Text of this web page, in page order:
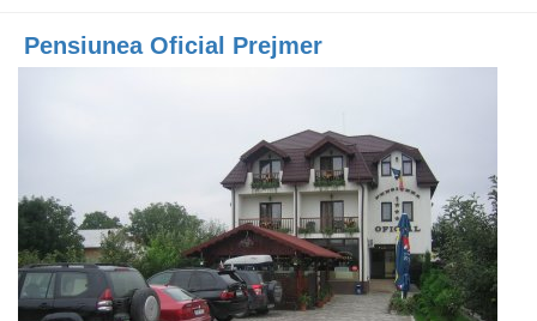
Pensiunea Oficial Prejmer